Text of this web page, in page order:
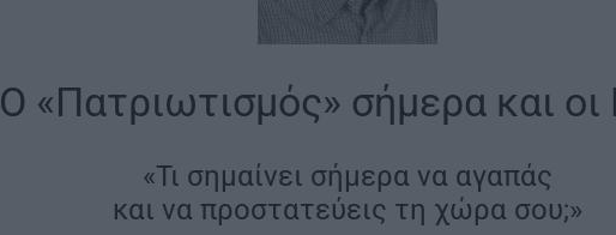
O «Πατριωτισμός» σήμερα και οι
«Τι σημαίνει σήμερα να αγαπάς
και να προστατεύεις τη χώρα σου;»